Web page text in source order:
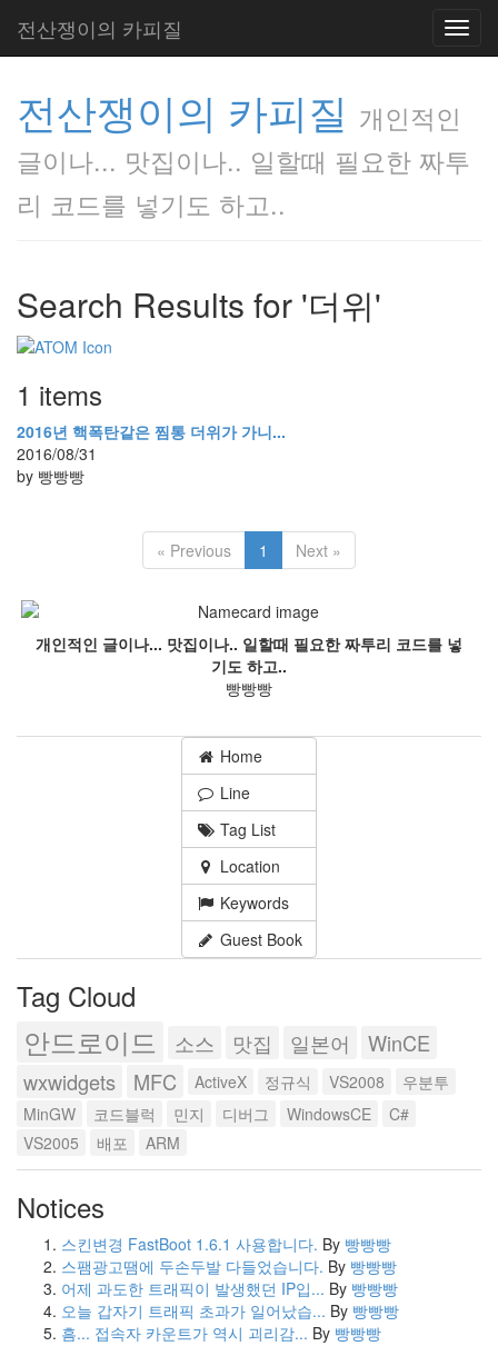
전산쟁이의 카피질
전산쟁이의 카피질 개인적인
글이나... 맛집이나.. 일할때 필요한 짜투
리 코드를 넣기도 하고..
Search Results for '더위'
1 items
2016년 핵폭탄같은 찜통 더위가 가니...
2016/08/31
by 빵빵빵
« Previous 1 Next »
개인적인 글이나... 맛집이나.. 일할때 필요한 짜투리 코드를 넣
기도 하고..
빵빵빵
Home
Line
Tag List
Location
Keywords
Guest Book
Tag Cloud
안드로이드 소스 맛집 일본어
WinCE
wxwidgets
MFC ActiveX 정규식 VS2008
우분투
MinGW
코드블럭 민지 디버그 WindowsCE
C#
VS2005
배포 ARM
Notices
스킨변경 FastBoot 1.6.1 사용합니다. By 빵빵빵
스팸광고땜에 두손두발 다들었습니다. By 빵빵빵
어제 과도한 트래픽이 발생했던 IP입... By 빵빵빵
오늘 갑자기 트래픽 초과가 일어났습... By 빵빵빵
흠... 접속자 카운트가 역시 괴리감... By 빵빵빵